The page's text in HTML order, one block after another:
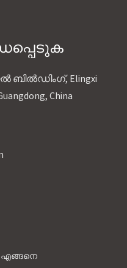
ബിൽഡിംഗ്, Elingxi
China
എങ്ങനെ